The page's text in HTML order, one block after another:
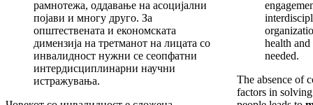
рамнотежа, оддавање на асоцијални
појави и многу друго. За
општествената и економската
димензија на третманот на лицата со
инвалидност нужни се сеопфатни
интердисциплинарни научни
истражувања.
health and
needed.
The absence of
factors in